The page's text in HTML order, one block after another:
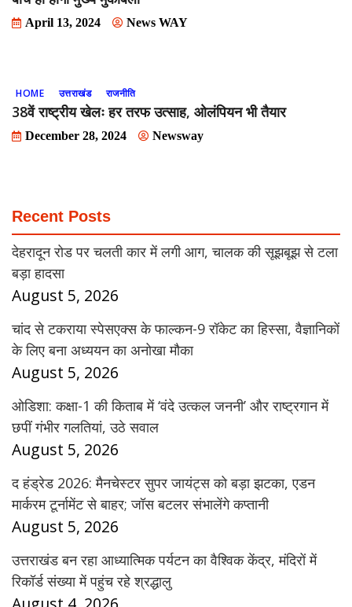
April 13, 2024 News WAY
HOME उत्तराखंड राजनीति
38वें राष्ट्रीय खेलः हर तरफ उत्साह, ओलंपियन भी तैयार
December 28, 2024 Newsway
Recent Posts
देहरादून रोड पर चलती कार में लगी आग, चालक की सूझबूझ से टला
बड़ा हादसा
August 5, 2026
चांद से टकराया स्पेसएक्स के फाल्कन-9 रॉकेट का हिस्सा, वैज्ञानिकों
के लिए बना अध्ययन का अनोखा मौका
August 5, 2026
ओडिशा: कक्षा-1 की किताब में ‘वंदे उत्कल जननी’ और राष्ट्रगान में
छपीं गंभीर गलतियां, उठे सवाल
August 5, 2026
द हंड्रेड 2026: मैनचेस्टर सुपर जायंट्स को बड़ा झटका, एडन
मार्करम टूर्नामेंट से बाहर; जॉस बटलर संभालेंगे कप्तानी
August 5, 2026
उत्तराखंड बन रहा आध्यात्मिक पर्यटन का वैश्विक केंद्र, मंदिरों में
रिकॉर्ड संख्या में पहुंच रहे श्रद्धालु